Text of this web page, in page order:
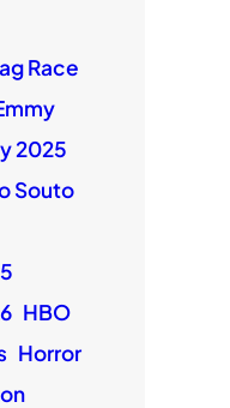
Race
2025
Souto
HBO
Horror